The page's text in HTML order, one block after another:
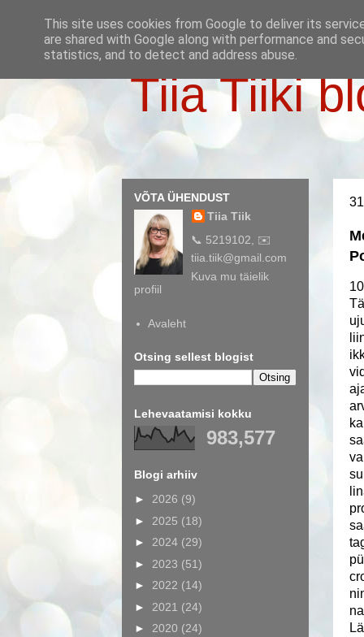
Tiia Tiiki
VÕTA ÜHENDUST
Tiia Tiik
📞 5219102, ✉️
tiia.tiik@gmail.com
Kuva mu täielik
profiil
Avaleht
Otsing sellest blogist
Lehevaatamisi kokku
983,577
Blogi arhiiv
► 2026 (9)
► 2025 (18)
► 2024 (29)
► 2023 (51)
► 2022 (14)
► 2021 (24)
► 2020 (24)
This site uses cookies from Google to deliver its
are shared with Google along with performance and
statistics, and to detect and address abuse.